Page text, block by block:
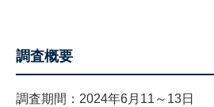
調査概要
調査期間：2024年6月11～13日